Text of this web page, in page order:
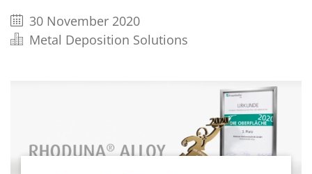
30 November 2020
Metal Deposition Solutions